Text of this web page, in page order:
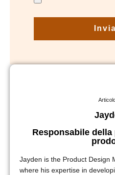
Responsabile
Jayden is the Product Design
where his expertise in